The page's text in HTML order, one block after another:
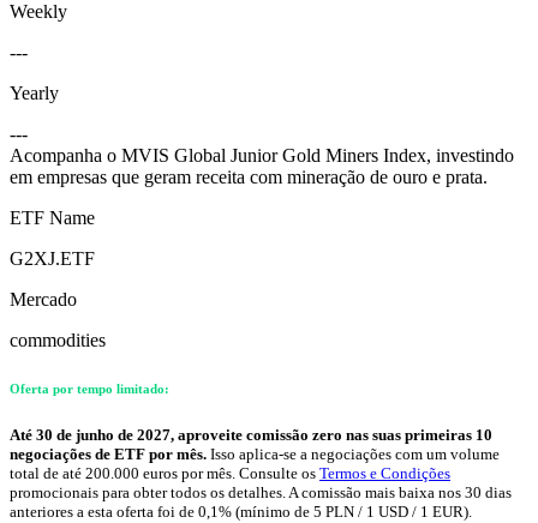
Weekly
---
Yearly
---
Acompanha o MVIS Global Junior Gold Miners Index, investindo
em empresas que geram receita com mineração de ouro e prata.
ETF Name
G2XJ.ETF
Mercado
commodities
Oferta por tempo limitado:
Até 30 de junho de 2027, aproveite comissão zero nas suas primeiras 10
negociações de ETF por mês. Isso aplica-se a negociações com um volume
total de até 200.000 euros por mês. Consulte os Termos e Condições
promocionais para obter todos os detalhes. A comissão mais baixa nos 30 dias
anteriores a esta oferta foi de 0,1% (mínimo de 5 PLN / 1 USD / 1 EUR).